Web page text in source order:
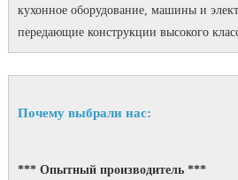
кухонное оборудование, машины и
передающие конструкции высокого
Почему выбрали нас:
*** Опытный производитель ***